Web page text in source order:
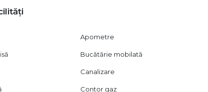
Apometre
Bucătărie mobilată
Canalizare
Contor gaz